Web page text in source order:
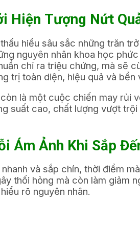
Hiện Tượng Nứt
hiểu sâu sắc những trăn
nguyên nhân khoa học
chỉ ra triệu chứng, mà sẽ
trị toàn diện, hiệu quả và bền
là một cuộc chiến may rủi
suất cao, chất lượng vượt trội
Ám Ảnh Khi Sắp
và sắp chín, thời điểm
thối hỏng mà còn làm giảm
rõ nguyên nhân.